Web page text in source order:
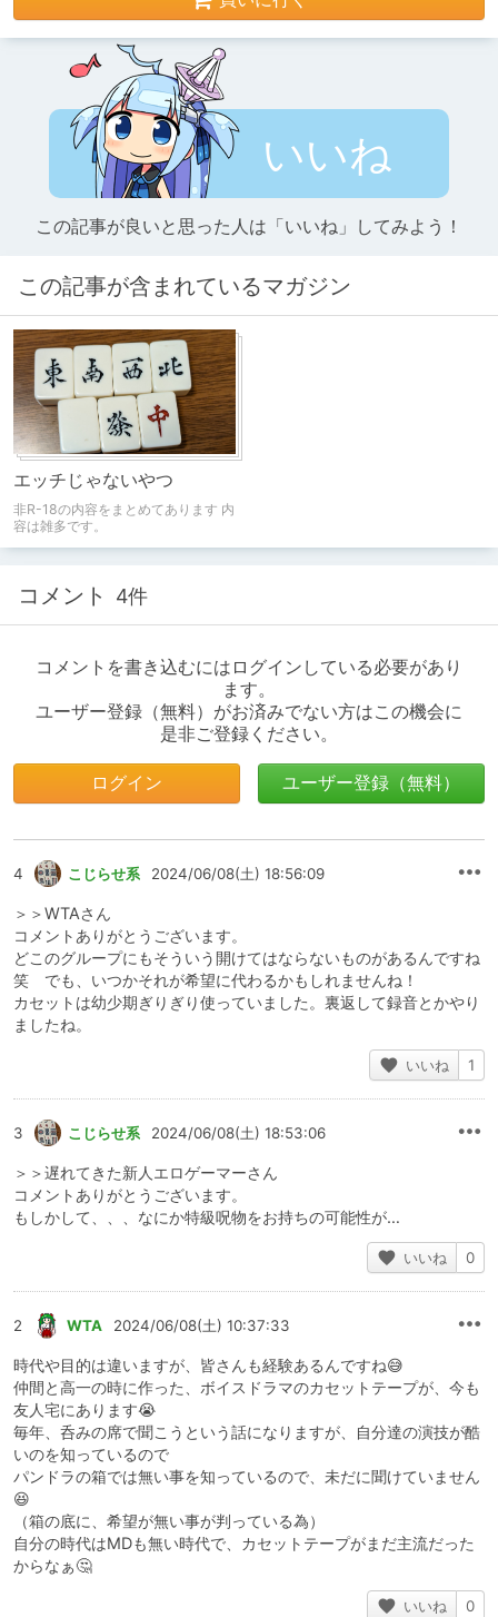
いいね
この記事が良いと思った人は「いいね」してみよう！
この記事が含まれているマガジン
エッチじゃないやつ
非R-18の内容をまとめてあります 内
容は雑多です。
コメント 4件
コメントを書き込むにはログインしている必要があり
ます。
ユーザー登録（無料）がお済みでない方はこの機会に
是非ご登録ください。
ログイン ユーザー登録（無料）
4 こじらせ系 2024/06/08(土) 18:56:09
＞＞WTAさん
コメントありがとうございます。
どこのグループにもそういう開けてはならないものがあるんですね
笑 でも、いつかそれが希望に代わるかもしれませんね！
カセットは幼少期ぎりぎり使っていました。裏返して録音とかやり
ましたね。
いいね 1
3 こじらせ系 2024/06/08(土) 18:53:06
＞＞遅れてきた新人エロゲーマーさん
コメントありがとうございます。
もしかして、、、なにか特級呪物をお持ちの可能性が…
いいね 0
2 WTA 2024/06/08(土) 10:37:33
時代や目的は違いますが、皆さんも経験あるんですね😅
仲間と高一の時に作った、ボイスドラマのカセットテープが、今も
友人宅にあります😭
毎年、呑みの席で聞こうという話になりますが、自分達の演技が酷
いのを知っているので
パンドラの箱では無い事を知っているので、未だに聞けていません
😆
（箱の底に、希望が無い事が判っている為）
自分の時代はMDも無い時代で、カセットテープがまだ主流だった
からなぁ🤔
いいね 0